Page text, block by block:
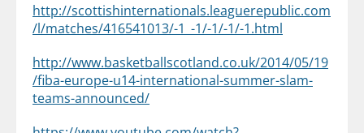
http://scottishinternationals.leaguerepublic.com
/l/matches/416541013/-1_-1/-1/-1/-1.html
http://www.basketballscotland.co.uk/2014/05/19
/fiba-europe-u14-international-summer-slam-
teams-announced/